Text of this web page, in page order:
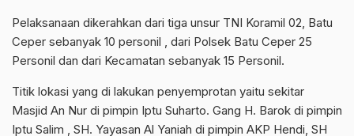
Pelaksanaan dikerahkan dari tiga unsur TNI Koramil 02, Batu
Ceper sebanyak 10 personil , dari Polsek Batu Ceper 25
Personil dan dari Kecamatan sebanyak 15 Personil.
Titik lokasi yang di lakukan penyemprotan yaitu sekitar
Masjid An Nur di pimpin Iptu Suharto. Gang H. Barok di pimpin
Iptu Salim , SH. Yayasan Al Yaniah di pimpin AKP Hendi, SH